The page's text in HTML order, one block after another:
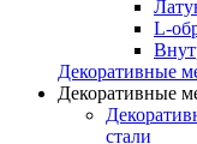
L-
Декоративные
Декоративные
стали